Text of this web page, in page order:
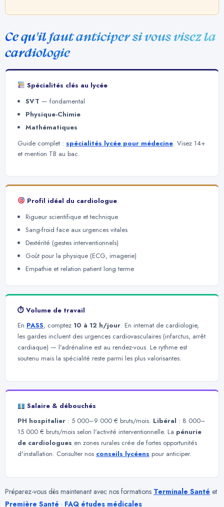
Ce qu'il faut anticiper si vous visez la
cardiologie
Spécialités clés au lycée
SVT — fondamental
Physique-Chimie
Mathématiques
Guide complet : spécialités lycée pour médecine. Visez 14+
et mention TB au bac.
Profil idéal du cardiologue
Rigueur scientifique et technique
Sang-froid face aux urgences vitales
Dextérité (gestes interventionnels)
Goût pour la physique (ECG, imagerie)
Empathie et relation patient long terme
⏱ Volume de travail
En PASS, comptez 10 à 12 h/jour. En internat de cardiologie,
les gardes incluent des urgences cardiovasculaires (infarctus, arrêt
cardiaque) — l'adrénaline est au rendez-vous. Le rythme est
soutenu mais la spécialité reste parmi les plus valorisantes.
Salaire & débouchés
PH hospitalier : 5 000–9 000 € bruts/mois. Libéral : 8 000–
15 000 € bruts/mois selon l'activité interventionnelle. La pénurie
de cardiologues en zones rurales crée de fortes opportunités
d'installation. Consulter nos conseils lycéens pour anticiper.
Préparez-vous dès maintenant avec nos formations Terminale Santé et
Première Santé · FAQ études médicales